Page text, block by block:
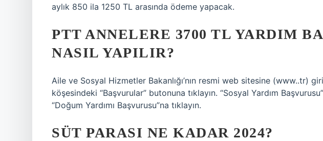
aylık 850 ila 1250 TL arasında ödeme yapacak.
PTT ANNELERE 3700 TL YARDIM
NASIL YAPILIR?
Aile ve Sosyal Hizmetler Bakanlığı’nın resmi web sitesine (www..tr)
köşesindeki “Başvurular” butonuna tıklayın. “Sosyal Yardım
“Doğum Yardımı Başvurusu”na tıklayın.
SÜT PARASI NE KADAR 2024?